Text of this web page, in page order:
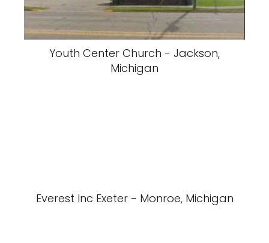
Youth Center Church - Jackson,
Michigan
Everest Inc Exeter - Monroe, Michigan